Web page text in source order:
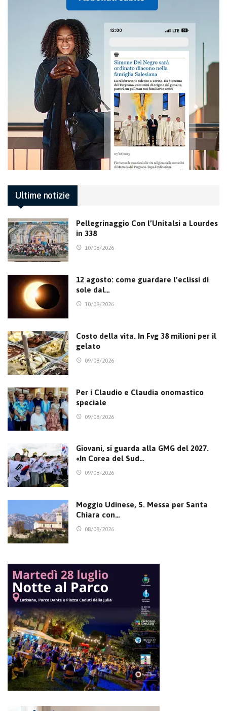
Ultime notizie
Pellegrinaggio Con l’Unitalsi a Lourdes
in 338
10/08/2026
12 agosto: come guardare l’eclissi di
sole dal…
10/08/2026
Costo della vita. In Fvg 38 milioni per il
gelato
09/08/2026
Per i Claudio e Claudia onomastico
speciale
09/08/2026
Giovani, si guarda alla GMG del 2027.
«In Corea del Sud…
09/08/2026
Moggio Udinese, S. Messa per Santa
Chiara con…
08/08/2026